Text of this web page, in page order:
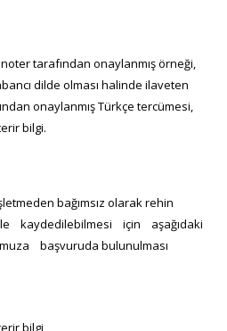
tarafından onaylanmış örneği,
dilde olması halinde ilaveten
onaylanmış Türkçe tercümesi,
bilgi.
bağımsız olarak rehin
kaydedilebilmesi için aşağıdaki
başvuruda bulunulması
bilgi,